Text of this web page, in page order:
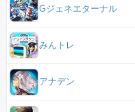
Gジェネエターナル
みんトレ
アナデン